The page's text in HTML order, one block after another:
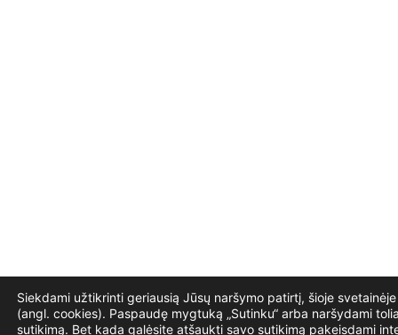
Siekdami užtikrinti geriausią Jūsų naršymo patirtį, šioje
(angl. cookies). Paspaudę mygtuką „Sutinku“ arba naršydami
sutikimą. Bet kada galėsite atšaukti savo sutikimą pakeisdami